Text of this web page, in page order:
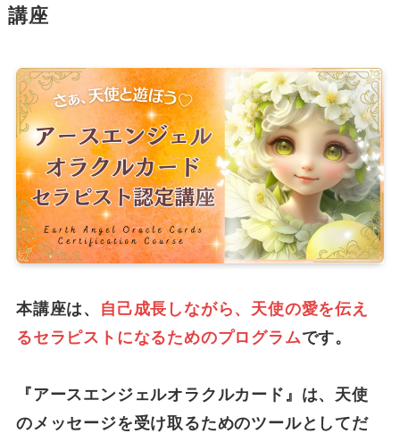
講座
本講座は、
自己成長しながら、天使の愛を伝え
るセラピストになるためのプログラムです。
『アースエンジェルオラクルカード』は、天使
のメッセージを受け取るためのツールとしてだ